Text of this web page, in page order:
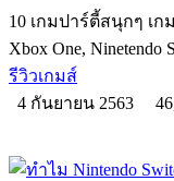
10 เกมปาร์ตี้สนุกๆ เก
Xbox One,
รีวิวเกมส์
4 กันยายน 2563